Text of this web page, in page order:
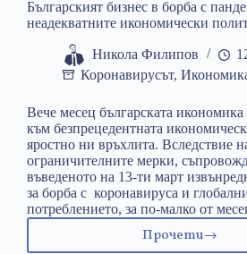
Българският бизнес в борба с
неадекватните икономически
Никола Филипов
Коронавирусът,
Вече месец българската икономика
към безпрецедентната
яростно ни връхлита. Вследствие
ограничителните мерки,
въведеното на 13-ти март
за борба с коронавируса и
потреблението, за по-малко от
Прочети